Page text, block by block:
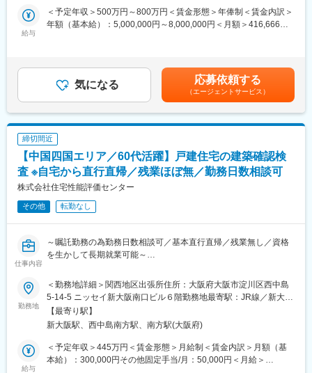
の提供を行っています。
◆具体的にお任せすること：
トを組成していきます。問題解決の目標に向かって、お客様の開
発チームのプロジェクトのマネジメントやアセスメントを行って
頂きます。特に開発に必須となる機能安全・サイバーセキュリテ
施するポジションです。
◆ご入社後のフォロー体制に関して：
・最初は先輩・上司とペアになってプロジェクトを推進し、その
後は独立してプロジェクトを運営いただきます。
◆当社の魅力：
仕様書に沿って開発をするのではなく、「顧客の価値」を考え、
顧客へ構想や仕様を提案していく事業部になっています。そのた
に対してコンサルティング、サポートを進めていくため実現でき
た際の達成感が大きい仕事です。
◆こんな方におすすめの環境です
これまでの開発ご経験を活かして、お客様に対しての折衝やコン
サルティング業務に興味のある方に必見のポジションです。
エンジニアとしての技術ノウハウ活かしながらお客様の案件成功
給与
＜予定年収＞500万円～800万円＜賃金形態＞年俸制＜賃金内訳＞
年額（基本給）：5,000,000円～8,000,000円＜月額＞416,666円
は月20営業日の場合の想定金額となります。賃金はあくまでも目
安の金額であり、選考を通じて上下する可能性があります。月給
(月額)は固定手当を含めた表記です。
気になる 応募依頼する
（エージェントサービス）
締切間近
【中国四国エリア／60代活躍】戸建住宅の建築確認検
査 ※自宅から直行直帰／残業ほぼ無／勤務日数相談可
株式会社住宅性能評価センター
その他 転勤なし
仕事内容
～嘱託勤務の為勤務日数相談可／基本直行直帰／残業無し／資格
を生かして長期就業可能～
東証スタンダード市場上場のＥＲＩホールディングスグループに
属し、戸建住宅の審査を主要事業とする国土交通大臣指定の審査
多数の資格者を有する業界大手機関として、確認検査業務のほ
か、住宅性能評価、省エネに係る審査・認証業務など、住宅の安
心・安全のため
質の高い多彩なサービスをワンストップで提供しております。
勤務地
＜勤務地詳細＞関西地区出張所住所：大阪府大阪市淀川区西中島
5-14-5 ニッセイ新大阪南口ビル６階勤務地最寄駅：JR線／新大阪
駅駅受動喫煙対策：屋内全面禁煙変更の範囲：無
【最寄り駅】
新大阪駅、西中島南方駅、南方駅(大阪府)
給与
＜予定年収＞445万円＜賃金形態＞月給制＜賃金内訳＞月額（基
本給）：300,000円その他固定手当/月：50,000円＜月給＞